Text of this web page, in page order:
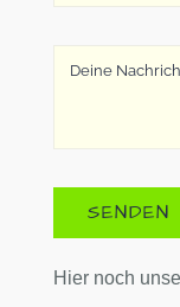
SENDEN
Hier noch